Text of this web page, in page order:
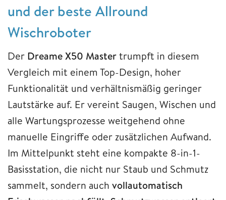
und der beste Allround
Wischroboter
Der Dreame X50 Mastertrumpft in diesem
Vergleich mit einem Top-Design, hoher
Funktionalität und verhältnismäßig geringer
Lautstärke auf. Er vereint Saugen, Wischen und
alle Wartungsprozesse weitgehend ohne
manuelle Eingriffe oder zusätzlichen Aufwand.
Im Mittelpunkt steht eine kompakte 8-in-1-
Basisstation, die nicht nur Staub und Schmutz
sammelt, sondern auch vollautomatisch